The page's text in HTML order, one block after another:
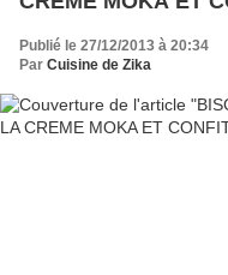
Publié le 27/12/2013 à 20:34
Par Cuisine de Zika